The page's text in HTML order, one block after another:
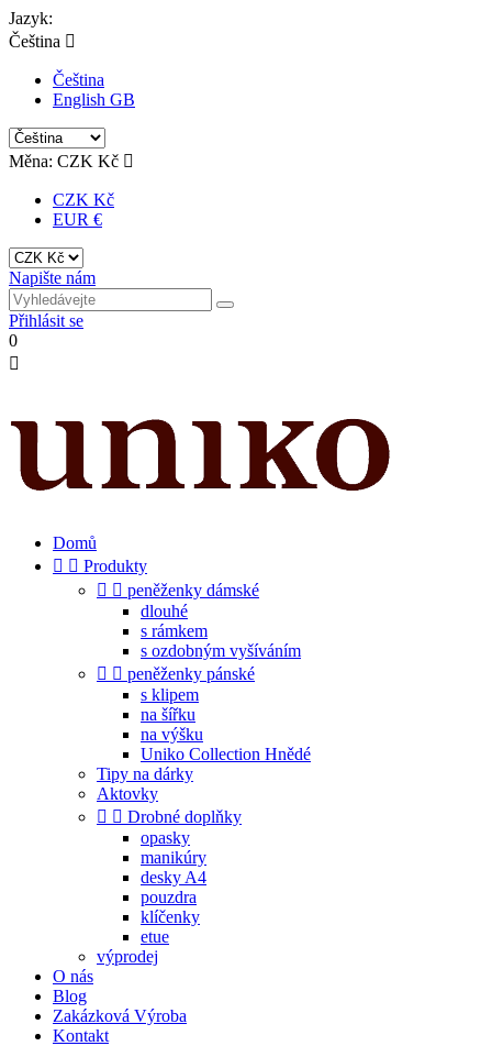
Jazyk:
Čeština 
Čeština
English GB
Měna: CZK Kč 
CZK Kč
EUR €
Napište nám
Přihlásit se
0

Domů
  Produkty
  peněženky dámské
dlouhé
s rámkem
s ozdobným vyšíváním
  peněženky pánské
s klipem
na šířku
na výšku
Uniko Collection Hnědé
Tipy na dárky
Aktovky
  Drobné doplňky
opasky
manikúry
desky A4
pouzdra
klíčenky
etue
výprodej
O nás
Blog
Zakázková Výroba
Kontakt